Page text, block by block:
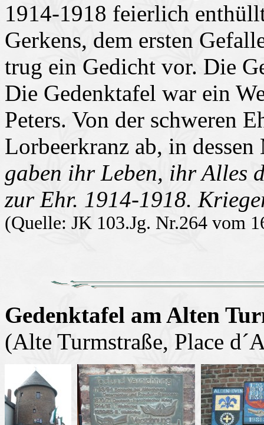
1914-1918 feierlich
Gerkens, dem ersten
trug ein Gedicht vor. Die
Die Gedenktafel war ein
Peters. Von der schweren
Lorbeerkranz ab, in
gaben ihr Leben, ihr Alles
zur Ehr. 1914-1918.
(Quelle: JK 103.Jg. Nr.264 vom
Gedenktafel am Alten
(Alte Turmstraße, Place